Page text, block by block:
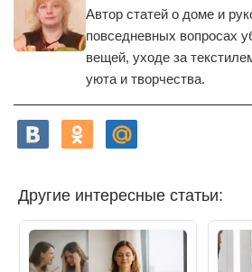
Автор статей о доме и
повседневных вопросах
вещей, уходе за
уюта и творчества.
Другие интересные статьи: